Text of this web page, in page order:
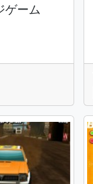
ゲーム